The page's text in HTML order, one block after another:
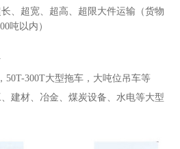
、超宽、超高、超限大件运输（货物
吨以内）
50T-300T大型拖车，大吨位吊车等
建材、冶金、煤炭设备、水电等大型